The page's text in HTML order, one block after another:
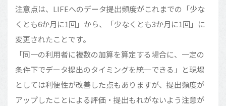
注意点は、LIFEへのデータ提出頻度がこれまでの「少な
くとも6か月に1回」から、「少なくとも3か月に1回」に
変更されたことです。
「同一の利用者に複数の加算を算定する場合に、一定の
条件下でデータ提出のタイミングを統一できる」と現場
としては利便性が改善した点もありますが、提出頻度が
アップしたことによる評価・提出もれがないよう注意が